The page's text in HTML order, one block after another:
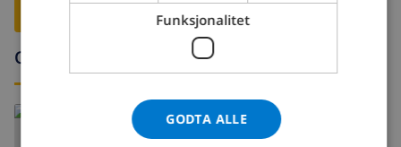
RESERVER DENNE VILLAEN ›
Omgivelser
Funksjonalitet
GODTA ALLE